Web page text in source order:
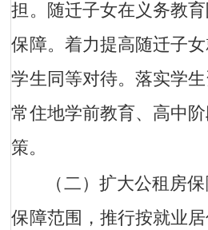
担。随迁子女在义务教
保障。着力提高随迁子
学生同等对待。落实学
常住地学前教育、高中
策。
（二）扩大公租房
保障范围，推行按就业